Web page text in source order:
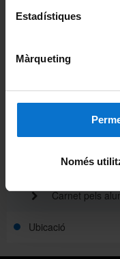
Estadístiques
Màrqueting
Només
Agenda
Alumni
Carnet pels
Ubicació